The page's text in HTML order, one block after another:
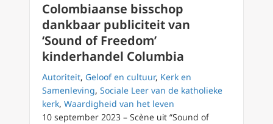
Colombiaanse bisschop
dankbaar publiciteit van
‘Sound of Freedom’
kinderhandel Columbia
Autoriteit, Geloof en cultuur, Kerk en
Samenleving, Sociale Leer van de katholieke
kerk, Waardigheid van het leven
10 september 2023 – Scène uit “Sound of